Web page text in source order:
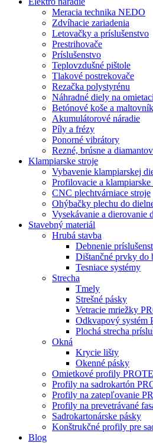
Meracia technika NEDO
Zdvíhacie zariadenia
Letovačky a príslušenstvo
Prestrihovače
Príslušenstvo
Teplovzdušné pištole
Tlakové postrekovače
Rezačka polystyrénu
Náhradné diely na
Betónové koše a
Akumulátorové náradie
Píly a frézy
Ponorné vibrátory
Rezné, brúsne a
Klampiarske stroje
Vybavenie klampiarskej
Profilovacie a klampiarske
CNC plechtvárniace stroje
Ohýbačky plechu do
Vysekávanie a dierovanie
Stavebný materiál
Hrubá stavba
Debnenie
Dištančné prvky do
Tesniace systémy
Strecha
Tmely
Strešné pásky
Vetracie mriežky
Odkvapový systém
Plochá strecha
Okná
Krycie lišty
Okenné pásky
Omietkové profily
Profily na sadrokartón
Profily na zatepľovanie
Profily na prevetrávané
Sadrokartonárske pásky
Konštrukčné profily pre
Blog